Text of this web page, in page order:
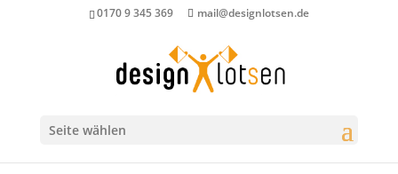
0170 9 345 369 mail@designlotsen.de
Seite wählen